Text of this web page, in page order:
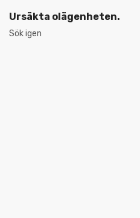
Ursäkta olägenheten.
Sök igen